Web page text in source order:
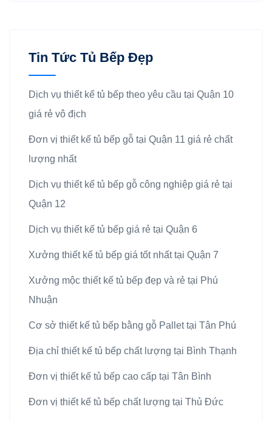
Tin Tức Tủ Bếp Đẹp
Dịch vụ thiết kế tủ bếp theo yêu cầu tại Quận 10
giá rẻ vô địch
Đơn vị thiết kế tủ bếp gỗ tại Quận 11 giá rẻ chất
lượng nhất
Dịch vụ thiết kế tủ bếp gỗ công nghiệp giá rẻ tại
Quận 12
Dịch vụ thiết kế tủ bếp giá rẻ tại Quận 6
Xưởng thiết kế tủ bếp giá tốt nhất tại Quận 7
Xưởng mộc thiết kế tủ bếp đẹp và rẻ tại Phú
Nhuận
Cơ sở thiết kế tủ bếp bằng gỗ Pallet tại Tân Phú
Địa chỉ thiết kế tủ bếp chất lượng tại Bình Thạnh
Đơn vị thiết kế tủ bếp cao cấp tại Tân Bình
Đơn vị thiết kế tủ bếp chất lượng tại Thủ Đức